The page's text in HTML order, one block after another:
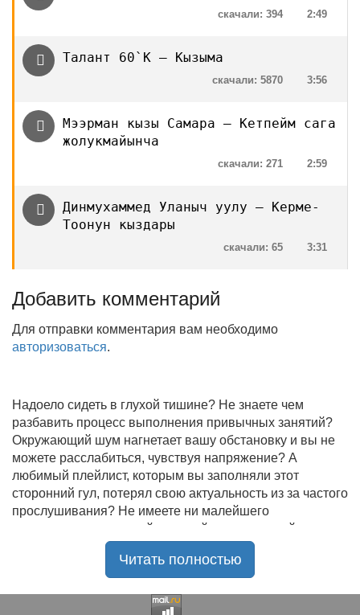
2:49
скачали: 394
Талант 60`К — Кызыма
3:56
скачали: 5870
Мээрман кызы Самара — Кетпейм сага
жолукмайынча
2:59
скачали: 271
Динмухаммед Уланыч уулу — Керме-
Тоонун кыздары
3:31
скачали: 65
Добавить комментарий
Для отправки комментария вам необходимо
авторизоваться.
Надоело сидеть в глухой тишине? Не знаете чем
разбавить процесс выполнения привычных занятий?
Окружающий шум нагнетает вашу обстановку и вы не
можете расслабиться, чувствуя напряжение? А
любимый плейлист, которым вы заполняли этот
сторонний гул, потерял свою актуальность из за частого
прослушивания? Не имеете ни малейшего
представления, где найти новый качественный контент
на замену старому? В таком случае вы обратились по
радостью приветствует своих старых и новых
Читать полностью